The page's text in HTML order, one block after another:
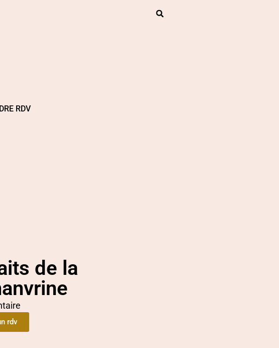
RDV
de la
rdv